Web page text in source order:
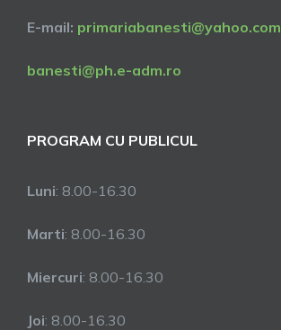
E-mail: primariabanesti@yahoo.com
banesti@ph.e-adm.ro
PROGRAM CU PUBLICUL
Luni: 8.00-16.30
Marti: 8.00-16.30
Miercuri: 8.00-16.30
Joi: 8.00-16.30